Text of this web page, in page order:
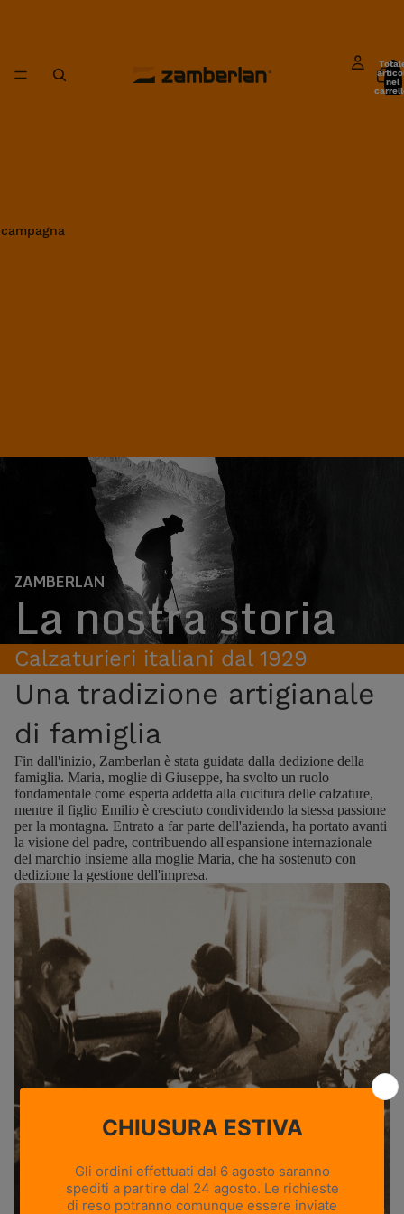
nel
ZAMBERLAN
La nostra storia
Calzaturieri italiani dal 1929
Una tradizione artigianale
di famiglia
Fin dall'inizio, Zamberlan è stata guidata dalla dedizione della
famiglia. Maria, moglie di Giuseppe, ha svolto un ruolo
fondamentale come esperta addetta alla cucitura delle calzature,
mentre il figlio Emilio è cresciuto condividendo la stessa passione
per la montagna. Entrato a far parte dell'azienda, ha portato avanti
la visione del padre, contribuendo all'espansione internazionale
del marchio insieme alla moglie Maria, che ha sostenuto con
dedizione la gestione dell'impresa.